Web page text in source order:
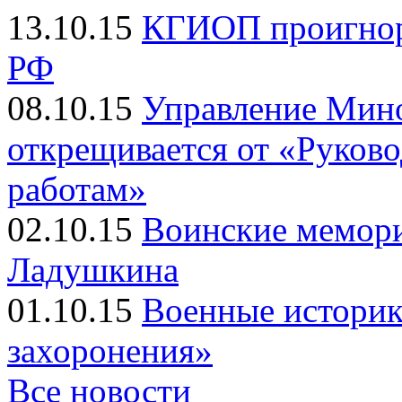
13.10.15 КГИОП
РФ
08.10.15 Управление
открещивается от
работам»
02.10.15 Воинские
Ладушкина
01.10.15 Военные
захоронения»
Все новости